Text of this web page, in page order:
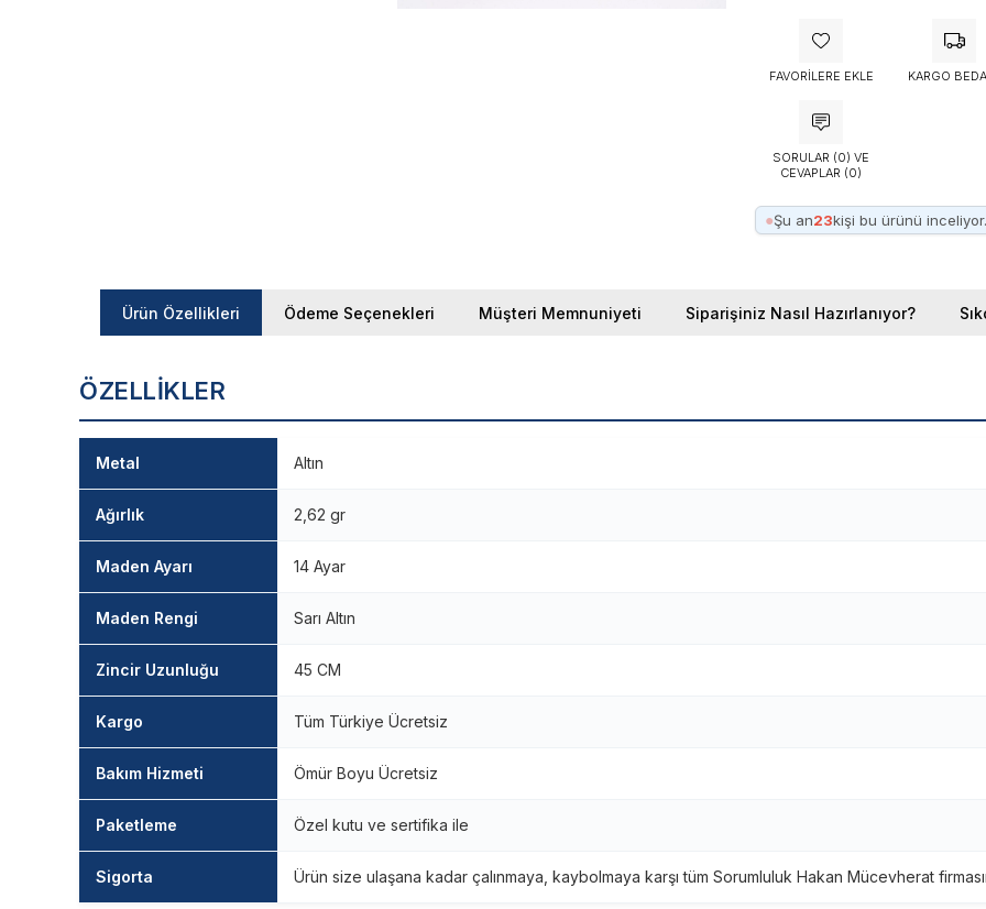
FAVORILERE EKLE KARGO
SORULAR (0) VE
CEVAPLAR (0)
●Şu an23kişi bu ürünü inceliyor.
Ürün Özellikleri Ödeme Seçenekleri Müşteri Memnuniyeti Siparişiniz Nasıl Hazırlanıyor?
ÖZELLIKLER
Metal Altın
Ağırlık 2,62 gr
Maden Ayarı 14 Ayar
Maden Rengi Sarı Altın
Zincir Uzunluğu 45 CM
Kargo Tüm Türkiye Ücretsiz
Bakım Hizmeti Ömür Boyu Ücretsiz
Paketleme Özel kutu ve sertifika ile
Sigorta Ürün size ulaşana kadar çalınmaya, kaybolmaya karşı tüm Sorumluluk Hakan Mücevherat